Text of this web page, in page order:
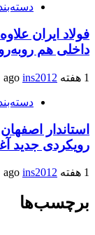
فولاد ایران
داخلی هم
1 هفته ago ins2012
استاندار
رویکردی جدید
1 هفته ago ins2012
برچسب‌ها